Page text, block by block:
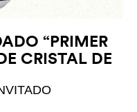
“PRIMER
CRISTAL DE